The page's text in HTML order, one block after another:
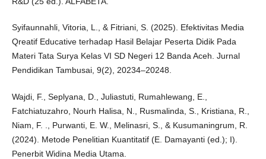
Syifaunnahli, Vitoria, L., & Fitriani, S. (2025). Efektivitas Media
Qreatif Educative terhadap Hasil Belajar Peserta Didik Pada
Materi Tata Surya Kelas VI SD Negeri 12 Banda Aceh. Jurnal
Pendidikan Tambusai, 9(2), 20234–20248.
Wajdi, F., Seplyana, D., Juliastuti, Rumahlewang, E.,
Fatchiatuzahro, Nourh Halisa, N., Rusmalinda, S., Kristiana, R.,
Niam, F. ., Purwanti, E. W., Melinasri, S., & Kusumaningrum, R.
(2024). Metode Penelitian Kuantitatif (E. Damayanti (ed.); I).
Penerbit Widina Media Utama.